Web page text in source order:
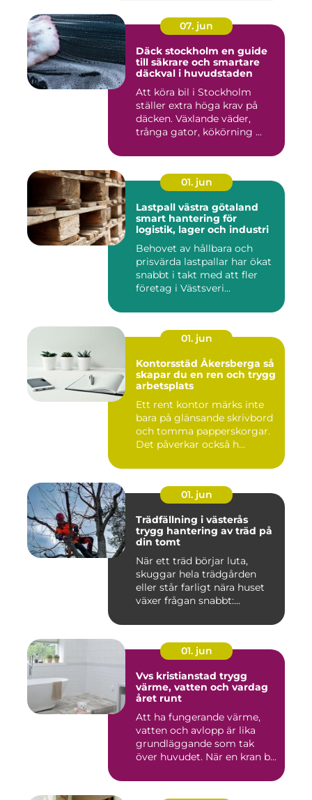
07. jun
Däck stockholm en guide
till säkrare och smartare
däckval i huvudstaden
Att köra bil i Stockholm
ställer extra höga krav på
däcken. Växlande väder,
trånga gator, kökörning ...
01. jun
Lastpall västra götaland
smart hantering för
logistik, lager och industri
Behovet av hållbara och
prisvärda lastpallar har ökat
snabbt i takt med att fler
företag i Västsveri...
01. jun
Kontorsstäd Åkersberga så
skapar du en ren och trygg
arbetsplats
Ett rent kontor märks inte
bara på glänsande skrivbord
och tomma papperskorgar.
Det påverkar också h...
01. jun
Trädfällning i västerås
trygg hantering av träd på
din tomt
När ett träd börjar luta,
skuggar hela trädgården
eller står farligt nära huset
växer frågan snabbt:...
01. jun
Vvs kristianstad trygg
värme, vatten och vardag
året runt
Att ha fungerande värme,
vatten och avlopp är lika
grundläggande som tak
över huvudet. När en kran b...